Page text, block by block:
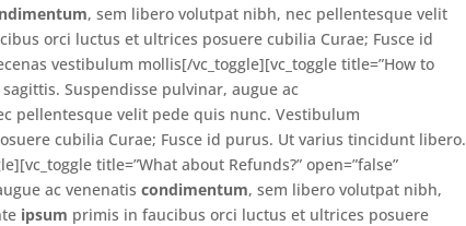
, sem libero volutpat nibh, nec pellentesque velit
orci luctus et ultrices posuere cubilia Curae; Fusce id
vestibulum mollis[/vc_toggle][vc_toggle title=”How to
sagittis. Suspendisse pulvinar, augue ac
pellentesque velit pede quis nunc. Vestibulum
cubilia Curae; Fusce id purus. Ut varius tincidunt libero.
title=”What about Refunds?” open=”false”
ac venenatiscondimentum, sem libero volutpat nibh,
ipsum primis in faucibus orci luctus et ultrices posuere